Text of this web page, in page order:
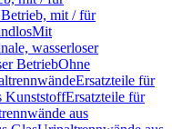
mit / für
Mit
wasserloser
BetriebOhne
Ersatzteile für
KunststoffErsatzteile für
aus